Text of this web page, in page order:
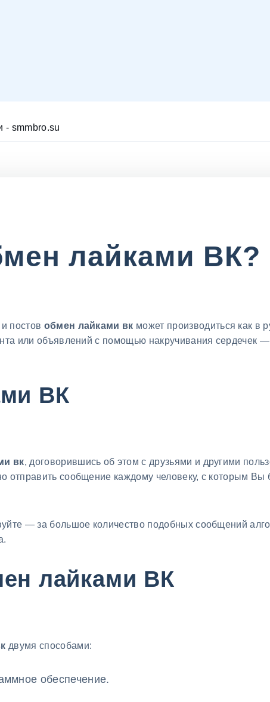
- smmbro.su
лайками ВК?
постов обмен лайками вк может производиться как в
или объявлений с помощью накручивания сердечек
ВК
вк, договорившись об этом с друзьями и другими
отправить сообщение каждому человеку, с которым Вы
— за большое количество подобных сообщений
лайками ВК
двумя способами:
обеспечение.